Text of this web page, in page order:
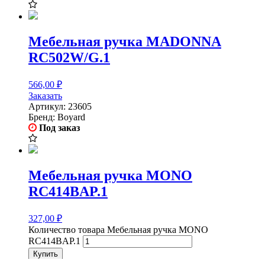
Мебельная ручка MADONNA
RC502W/G.1
566,00 ₽
Заказать
Артикул: 23605
Бренд: Boyard
Под заказ
Мебельная ручка MONO
RC414BAP.1
327,00 ₽
Количество товара Мебельная ручка MONO
RC414BAP.1
Купить